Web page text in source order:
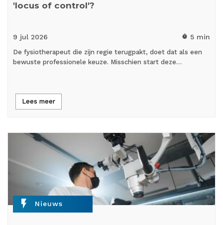
'locus of control'?
9 jul 2026 timer 5 min
De fysiotherapeut die zijn regie terugpakt, doet dat als een
bewuste professionele keuze. Misschien start deze…
Lees meer
flash_on Nieuws